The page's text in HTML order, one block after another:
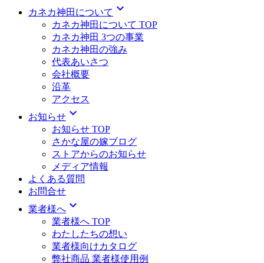
カネカ神田について expand_more
カネカ神田について TOP
カネカ神田 3つの事業
カネカ神田の強み
代表あいさつ
会社概要
沿革
アクセス
お知らせ expand_more
お知らせ TOP
さかな屋の嫁ブログ
ストアからのお知らせ
メディア情報
よくある質問
お問合せ
業者様へ expand_more
業者様へ TOP
わたしたちの想い
業者様向けカタログ
弊社商品 業者様使用例